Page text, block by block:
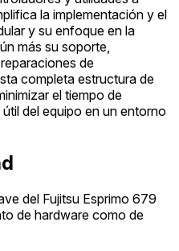
la implementación y el
y su enfoque en la
más su soporte,
de
completa estructura de
el tiempo de
del equipo en un entorno
del Fujitsu Esprimo 679
de hardware como de